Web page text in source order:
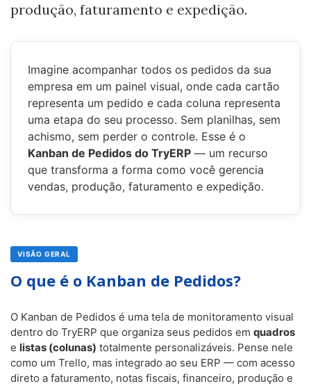
produção, faturamento e expedição.
Imagine acompanhar todos os pedidos da sua
empresa em um painel visual, onde cada cartão
representa um pedido e cada coluna representa
uma etapa do seu processo. Sem planilhas, sem
achismo, sem perder o controle. Esse é o
Kanban de Pedidos do TryERP — um recurso
que transforma a forma como você gerencia
vendas, produção, faturamento e expedição.
VISÃO GERAL
O que é o Kanban de Pedidos?
O Kanban de Pedidos é uma tela de monitoramento visual
dentro do TryERP que organiza seus pedidos em quadros
e listas (colunas) totalmente personalizáveis. Pense nele
como um Trello, mas integrado ao seu ERP — com acesso
direto a faturamento, notas fiscais, financeiro, produção e